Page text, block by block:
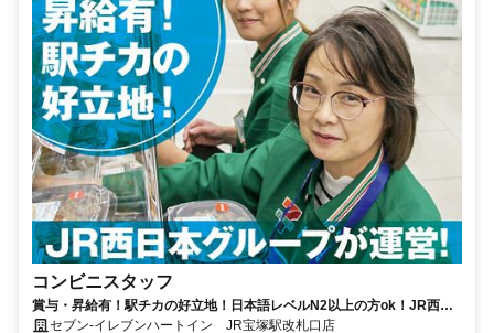
コンビニスタッフ
賞与・昇給有！駅チカの好立地！日本語レベルN2以上の方ok！JR西日
本グループ会社運営で安定度抜群！
セブン-イレブンハートイン JR宝塚駅改札口店